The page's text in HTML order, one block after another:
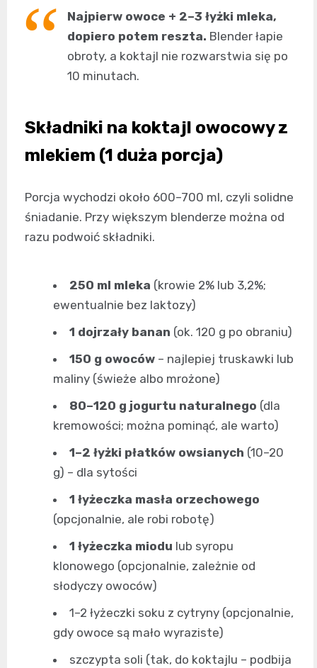
Najpierw owoce + 2–3 łyżki mleka,
dopiero potem reszta. Blender łapie
obroty, a koktajl nie rozwarstwia się po
10 minutach.
Składniki na koktajl owocowy z
mlekiem (1 duża porcja)
Porcja wychodzi około 600–700 ml, czyli solidne
śniadanie. Przy większym blenderze można od
razu podwoić składniki.
250 ml mleka (krowie 2% lub 3,2%;
ewentualnie bez laktozy)
1 dojrzały banan (ok. 120 g po obraniu)
150 g owoców – najlepiej truskawki lub
maliny (świeże albo mrożone)
80–120 g jogurtu naturalnego (dla
kremowości; można pominąć, ale warto)
1–2 łyżki płatków owsianych (10–20
g) – dla sytości
1 łyżeczka masła orzechowego
(opcjonalnie, ale robi robotę)
1 łyżeczka miodu lub syropu
klonowego (opcjonalnie, zależnie od
słodyczy owoców)
1–2 łyżeczki soku z cytryny (opcjonalnie,
gdy owoce są mało wyraziste)
szczypta soli (tak, do koktajlu – podbija